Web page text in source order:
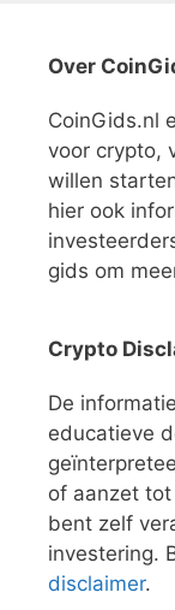
Over
CoinGids.nl
voor crypto,
willen
hier ook
gids om
Crypto
De
educatieve
of aanzet
bent zelf
investering.
disclaimer.